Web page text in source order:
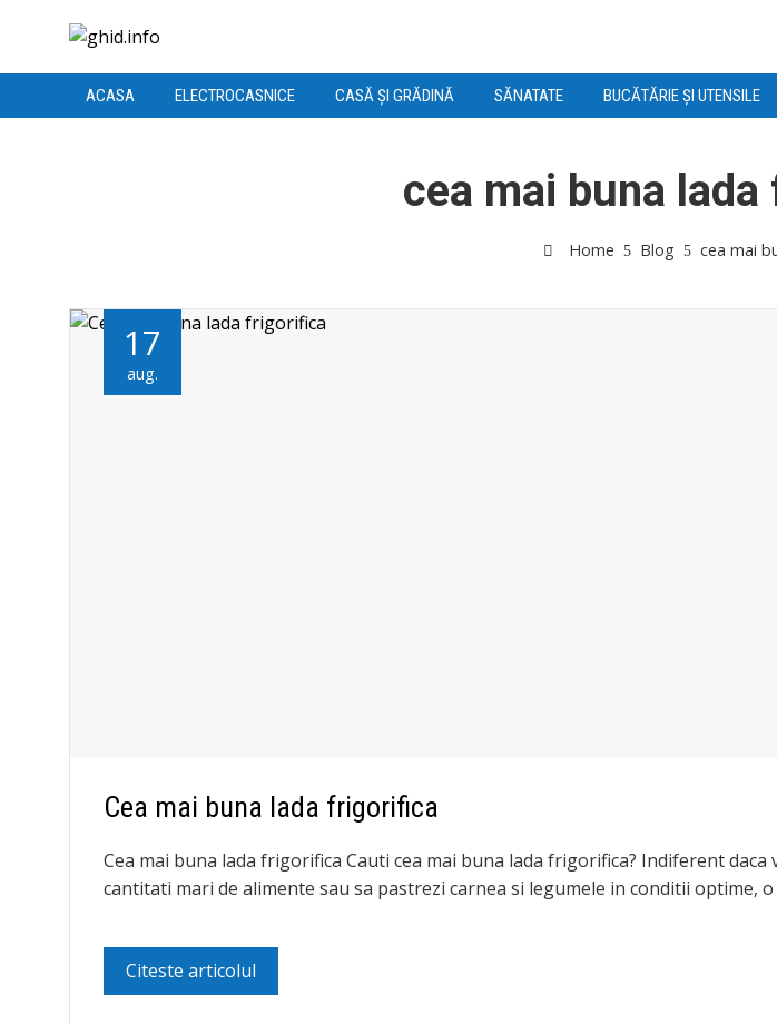
ACASA ELECTROCASNICE CASĂ ȘI GRĂDINĂ SĂNATATE BUCĂTĂRIE ȘI UTENSILE
cea mai buna
Home Blog cea mai
17
aug.
Cea mai buna lada frigorifica
Cea mai buna lada frigorifica Cauti cea mai buna lada frigorifica? Indiferent daca
cantitati mari de alimente sau sa pastrezi carnea si legumele in conditii optime,
Citeste articolul